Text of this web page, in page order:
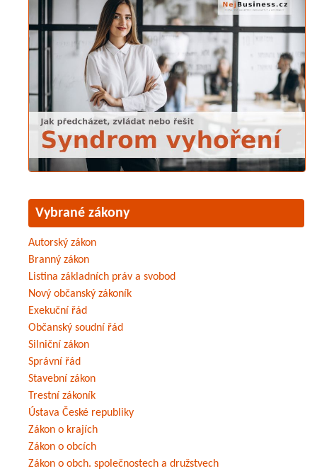
Vybrané zákony
Autorský zákon
Branný zákon
Listina základních práv a svobod
Nový občanský zákoník
Exekuční řád
Občanský soudní řád
Silniční zákon
Správní řád
Stavební zákon
Trestní zákoník
Ústava České republiky
Zákon o krajích
Zákon o obcích
Zákon o obch. společnostech a družstvech